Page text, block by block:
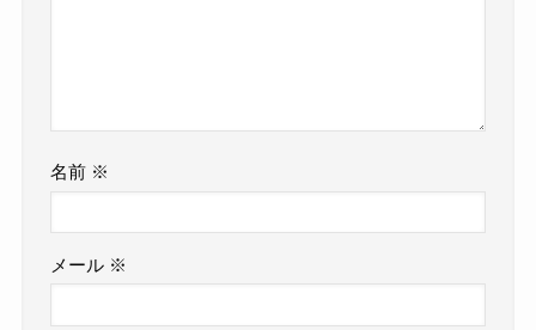
名前 ※
メール ※